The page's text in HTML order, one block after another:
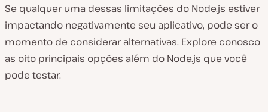
Se qualquer uma dessas limitações do Node.js estiver
impactando negativamente seu aplicativo, pode ser o
momento de considerar alternativas. Explore conosco
as oito principais opções além do Node.js que você
pode testar.